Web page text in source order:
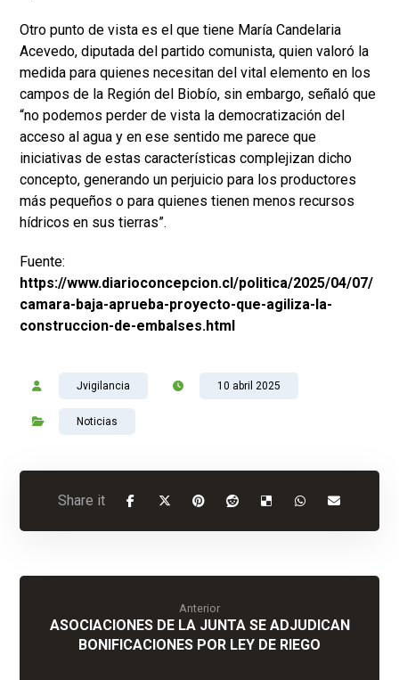
Otro punto de vista es el que tiene María Candelaria
Acevedo, diputada del partido comunista, quien valoró la
medida para quienes necesitan del vital elemento en los
campos de la Región del Biobío, sin embargo, señaló que
“no podemos perder de vista la democratización del
acceso al agua y en ese sentido me parece que
iniciativas de estas características complejizan dicho
concepto, generando un perjuicio para los productores
más pequeños o para quienes tienen menos recursos
hídricos en sus tierras”.
Fuente:
https://www.diarioconcepcion.cl/politica/2025/04/07/
camara-baja-aprueba-proyecto-que-agiliza-la-
construccion-de-embalses.html
Jvigilancia 10 abril 2025
Noticias
Anterior
ASOCIACIONES DE LA JUNTA SE ADJUDICAN
BONIFICACIONES POR LEY DE RIEGO